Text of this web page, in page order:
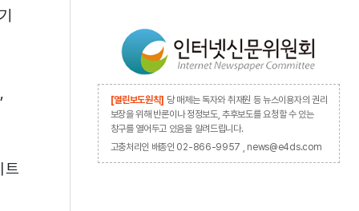
[열린보도원칙] 당 매체는 독자와 취재원 등 뉴스이용자의 권리
보장을 위해 반론이나 정정보도, 추후보도를 요청할 수 있는
창구를 열어두고 있음을 알려드립니다.
고충처리인 배종인 02-866-9957 , news@e4ds.com